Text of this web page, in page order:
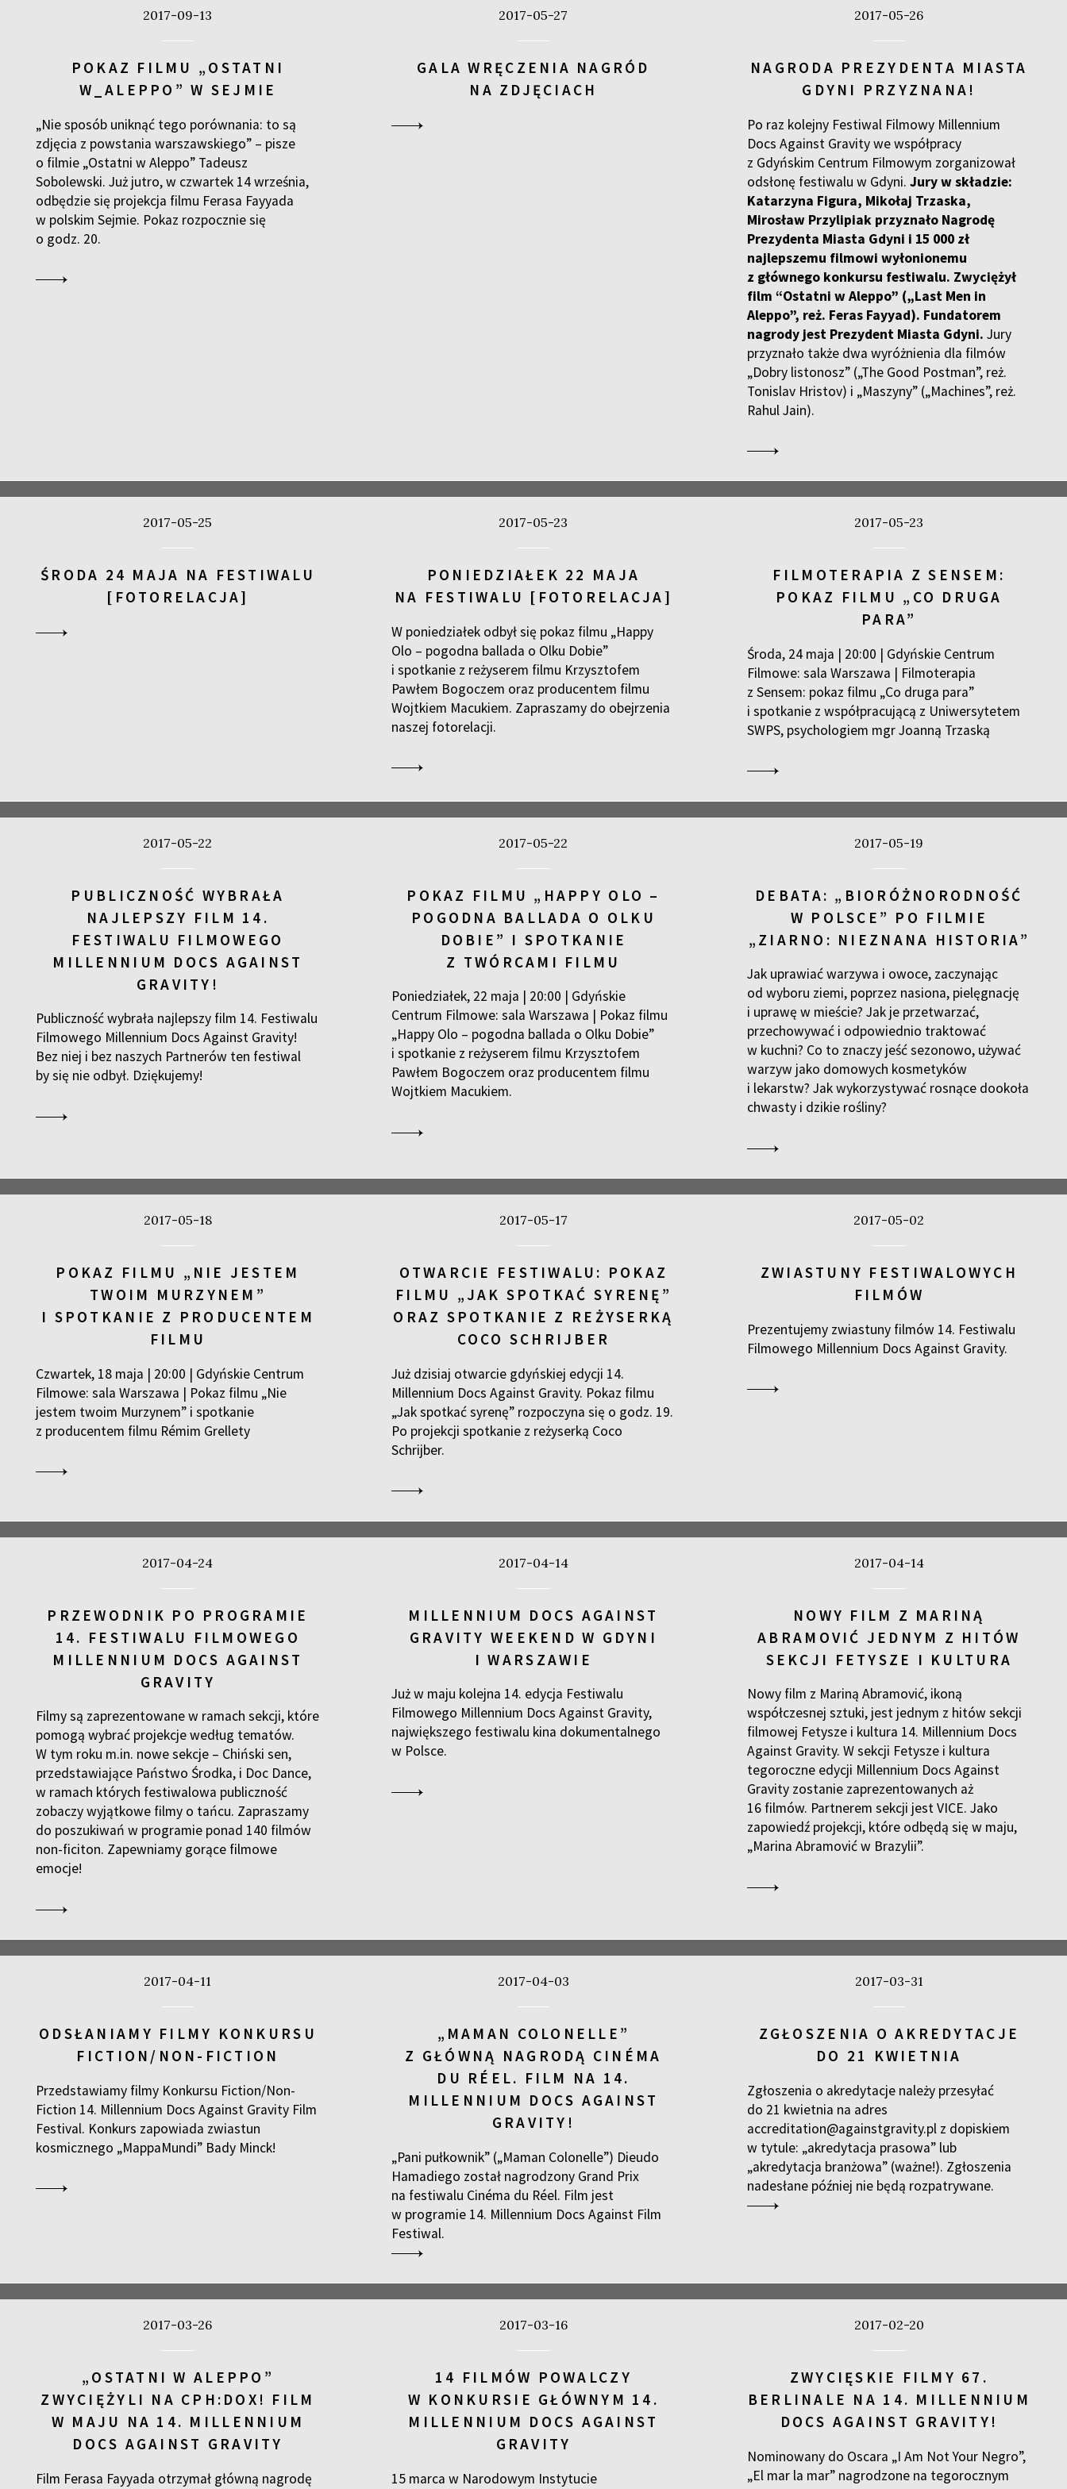
2017-09-13
POKAZ FILMU „OSTATNI
W_ALEPPO” W SEJMIE
„Nie sposób uniknąć tego porównania: to są
zdjęcia z powstania warszawskiego” – pisze
o filmie „Ostatni w Aleppo” Tadeusz
Sobolewski. Już jutro, w czwartek 14 września,
odbędzie się projekcja filmu Ferasa Fayyada
w polskim Sejmie. Pokaz rozpocznie się
o godz. 20.
2017-05-27
GALA WRĘCZENIA NAGRÓD
NA ZDJĘCIACH
2017-05-26
NAGRODA PREZYDENTA MIASTA
GDYNI PRZYZNANA!
Po raz kolejny Festiwal Filmowy Millennium
Docs Against Gravity we współpracy
z Gdyńskim Centrum Filmowym zorganizował
odsłonę festiwalu w Gdyni. Jury w składzie:
Katarzyna Figura, Mikołaj Trzaska,
Mirosław Przylipiak przyznało Nagrodę
Prezydenta Miasta Gdyni i 15 000 zł
najlepszemu filmowi wyłonionemu
z głównego konkursu festiwalu. Zwyciężył
film “Ostatni w Aleppo” („Last Men in
Aleppo”, reż. Feras Fayyad). Fundatorem
nagrody jest Prezydent Miasta Gdyni. Jury
przyznało także dwa wyróżnienia dla filmów
„Dobry listonosz” („The Good Postman”, reż.
Tonislav Hristov) i „Maszyny” („Machines”, reż.
Rahul Jain).
2017-05-25
ŚRODA 24 MAJA NA FESTIWALU
[FOTORELACJA]
2017-05-23
PONIEDZIAŁEK 22 MAJA
NA FESTIWALU [FOTORELACJA]
W poniedziałek odbył się pokaz filmu „Happy
Olo – pogodna ballada o Olku Dobie”
i spotkanie z reżyserem filmu Krzysztofem
Pawłem Bogoczem oraz producentem filmu
Wojtkiem Macukiem. Zapraszamy do obejrzenia
naszej fotorelacji.
2017-05-23
FILMOTERAPIA Z SENSEM:
POKAZ FILMU „CO DRUGA
PARA”
Środa, 24 maja | 20:00 | Gdyńskie Centrum
Filmowe: sala Warszawa | Filmoterapia
z Sensem: pokaz filmu „Co druga para”
i spotkanie z współpracującą z Uniwersytetem
SWPS, psychologiem mgr Joanną Trzaską
2017-05-22
PUBLICZNOŚĆ WYBRAŁA
NAJLEPSZY FILM 14.
FESTIWALU FILMOWEGO
MILLENNIUM DOCS AGAINST
GRAVITY!
Publiczność wybrała najlepszy film 14. Festiwalu
Filmowego Millennium Docs Against Gravity!
Bez niej i bez naszych Partnerów ten festiwal
by się nie odbył. Dziękujemy!
2017-05-22
POKAZ FILMU „HAPPY OLO –
POGODNA BALLADA O OLKU
DOBIE” I SPOTKANIE
Z TWÓRCAMI FILMU
Poniedziałek, 22 maja | 20:00 | Gdyńskie
Centrum Filmowe: sala Warszawa | Pokaz filmu
„Happy Olo – pogodna ballada o Olku Dobie”
i spotkanie z reżyserem filmu Krzysztofem
Pawłem Bogoczem oraz producentem filmu
Wojtkiem Macukiem.
2017-05-19
DEBATA: „BIORÓŻNORODNOŚĆ
W POLSCE” PO FILMIE
„ZIARNO: NIEZNANA HISTORIA”
Jak uprawiać warzywa i owoce, zaczynając
od wyboru ziemi, poprzez nasiona, pielęgnację
i uprawę w mieście? Jak je przetwarzać,
przechowywać i odpowiednio traktować
w kuchni? Co to znaczy jeść sezonowo, używać
warzyw jako domowych kosmetyków
i lekarstw? Jak wykorzystywać rosnące dookoła
chwasty i dzikie rośliny?
2017-05-18
POKAZ FILMU „NIE JESTEM
TWOIM MURZYNEM”
I SPOTKANIE Z PRODUCENTEM
FILMU
Czwartek, 18 maja | 20:00 | Gdyńskie Centrum
Filmowe: sala Warszawa | Pokaz filmu „Nie
jestem twoim Murzynem” i spotkanie
z producentem filmu Rémim Grellety
2017-05-17
OTWARCIE FESTIWALU: POKAZ
FILMU „JAK SPOTKAĆ SYRENĘ”
ORAZ SPOTKANIE Z REŻYSERKĄ
COCO SCHRIJBER
Już dzisiaj otwarcie gdyńskiej edycji 14.
Millennium Docs Against Gravity. Pokaz filmu
„Jak spotkać syrenę” rozpoczyna się o godz. 19.
Po projekcji spotkanie z reżyserką Coco
Schrijber.
2017-05-02
ZWIASTUNY FESTIWALOWYCH
FILMÓW
Prezentujemy zwiastuny filmów 14. Festiwalu
Filmowego Millennium Docs Against Gravity.
2017-04-24
PRZEWODNIK PO PROGRAMIE
14. FESTIWALU FILMOWEGO
MILLENNIUM DOCS AGAINST
GRAVITY
Filmy są zaprezentowane w ramach sekcji, które
pomogą wybrać projekcje według tematów.
W tym roku m.in. nowe sekcje – Chiński sen,
przedstawiające Państwo Środka, i Doc Dance,
w ramach których festiwalowa publiczność
zobaczy wyjątkowe filmy o tańcu. Zapraszamy
do poszukiwań w programie ponad 140 filmów
non-ficiton. Zapewniamy gorące filmowe
emocje!
2017-04-14
MILLENNIUM DOCS AGAINST
GRAVITY WEEKEND W GDYNI
I WARSZAWIE
Już w maju kolejna 14. edycja Festiwalu
Filmowego Millennium Docs Against Gravity,
największego festiwalu kina dokumentalnego
w Polsce.
2017-04-14
NOWY FILM Z MARINĄ
ABRAMOVIĆ JEDNYM Z HITÓW
SEKCJI FETYSZE I KULTURA
Nowy film z Mariną Abramović, ikoną
współczesnej sztuki, jest jednym z hitów sekcji
filmowej Fetysze i kultura 14. Millennium Docs
Against Gravity. W sekcji Fetysze i kultura
tegoroczne edycji Millennium Docs Against
Gravity zostanie zaprezentowanych aż
16 filmów. Partnerem sekcji jest VICE. Jako
zapowiedź projekcji, które odbędą się w maju,
„Marina Abramović w Brazylii”.
2017-04-11
ODSŁANIAMY FILMY KONKURSU
FICTION/NON-FICTION
Przedstawiamy filmy Konkursu Fiction/Non-
Fiction 14. Millennium Docs Against Gravity Film
Festival. Konkurs zapowiada zwiastun
kosmicznego „MappaMundi” Bady Minck!
2017-04-03
„MAMAN COLONELLE”
Z GŁÓWNĄ NAGRODĄ CINÉMA
DU RÉEL. FILM NA 14.
MILLENNIUM DOCS AGAINST
GRAVITY!
„Pani pułkownik” („Maman Colonelle”) Dieudo
Hamadiego został nagrodzony Grand Prix
na festiwalu Cinéma du Réel. Film jest
w programie 14. Millennium Docs Against Film
Festiwal.
2017-03-31
ZGŁOSZENIA O AKREDYTACJE
DO 21 KWIETNIA
Zgłoszenia o akredytacje należy przesyłać
do 21 kwietnia na adres
accreditation@againstgravity.pl z dopiskiem
w tytule: „akredytacja prasowa” lub
„akredytacja branżowa” (ważne!). Zgłoszenia
nadesłane później nie będą rozpatrywane.
2017-03-26
„OSTATNI W ALEPPO”
ZWYCIĘŻYLI NA CPH:DOX! FILM
W MAJU NA 14. MILLENNIUM
DOCS AGAINST GRAVITY
Film Ferasa Fayyada otrzymał główną nagrodę
2017-03-16
14 FILMÓW POWALCZY
W KONKURSIE GŁÓWNYM 14.
MILLENNIUM DOCS AGAINST
GRAVITY
15 marca w Narodowym Instytucie
2017-02-20
ZWYCIĘSKIE FILMY 67.
BERLINALE NA 14. MILLENNIUM
DOCS AGAINST GRAVITY!
Nominowany do Oscara „I Am Not Your Negro”,
„El mar la mar” nagrodzone na tegorocznym